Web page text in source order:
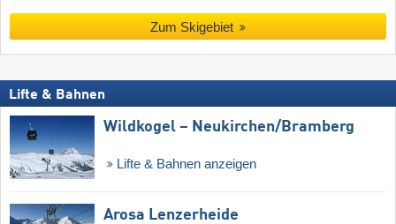
Zum Skigebiet
Lifte & Bahnen
Wildkogel – Neukirchen/​Bramberg
Lifte & Bahnen anzeigen
Arosa Lenzerheide